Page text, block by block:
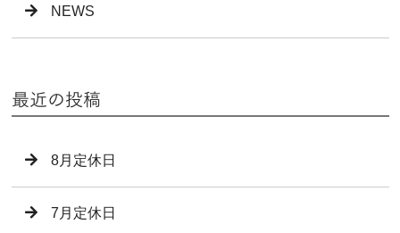
NEWS
最近の投稿
8月定休日
7月定休日